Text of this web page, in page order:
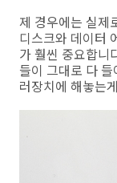
제 경우에는 실제
디스크와 데이터
가 훨씬 중요합니
들이 그대로 다
러장치에 해놓는